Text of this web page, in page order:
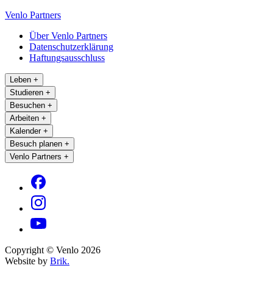
Venlo Partners
Über Venlo Partners
Datenschutzerklärung
Haftungsausschluss
Leben +
Studieren +
Besuchen +
Arbeiten +
Kalender +
Besuch planen +
Venlo Partners +
Copyright © Venlo 2026
Website by Brik.